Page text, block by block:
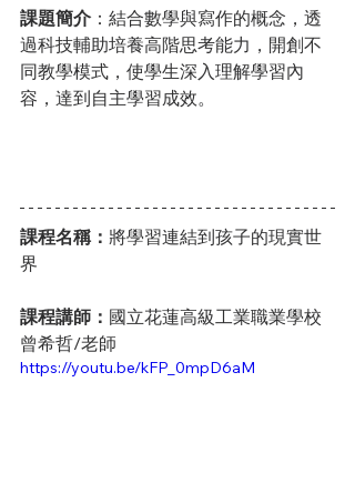
課題簡介 ：結合數學與寫作的概念，透
過科技輔助培養高階思考能力，開創不
同教學模式，使學生深入理解學習內
容，達到自主學習成效。
課程名稱： 將學習連結到孩子的現實世
界
課程講師： 國立花蓮高級工業職業學校
曾希哲/老師
https://youtu.be/kFP_0mpD6aM